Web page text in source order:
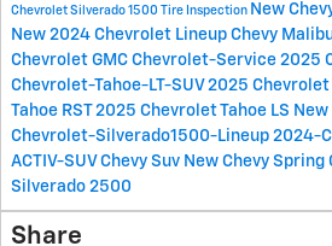
Chevrolet Silverado 1500 Tire Inspection New
New 2024 Chevrolet Lineup Chevy
Chevrolet GMC Chevrolet-Service 2025
Chevrolet-Tahoe-LT-SUV 2025 Chevrolet
Tahoe RST2025 Chevrolet Tahoe LS
Chevrolet-Silverado1500-Lineup 2024-
ACTIV-SUV Chevy Suv New Chevy Spring
Silverado 2500
Share